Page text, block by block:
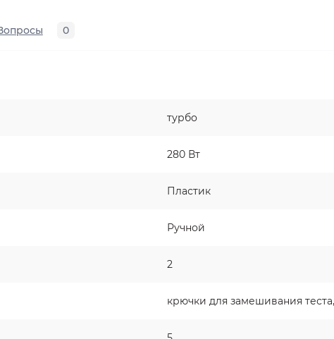
0
турбо
280 Вт
Пластик
Ручной
2
крючки для замешивания